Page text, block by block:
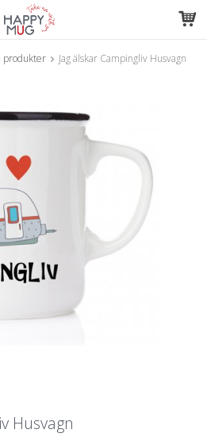
produkter Jag älskar Campingliv Husvagn
Husvagn